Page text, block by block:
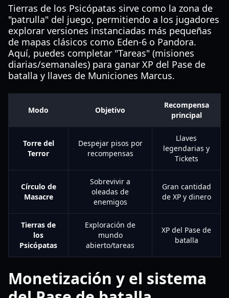
Tierras de los Psicópatas sirve como la zona de
"patrulla" del juego, permitiendo a los jugadores
explorar versiones instanciadas más pequeñas
de mapas clásicos como Eden-6 o Pandora.
Aquí, puedes completar "Tareas" (misiones
diarias/semanales) para ganar XP del Pase de
batalla y llaves de Municiones Marcus.
Modo Objetivo
Recompensa
principal
Torre del
Terror
Despejar pisos por
recompensas
Llaves
legendarias y
Tickets
Círculo de
Masacre
Sobrevivir a
oleadas de
enemigos
Gran cantidad
de XP y dinero
Tierras de
los
Psicópatas
Exploración de
mundo
abierto/tareas
XP del Pase de
batalla
Monetización y el sistema